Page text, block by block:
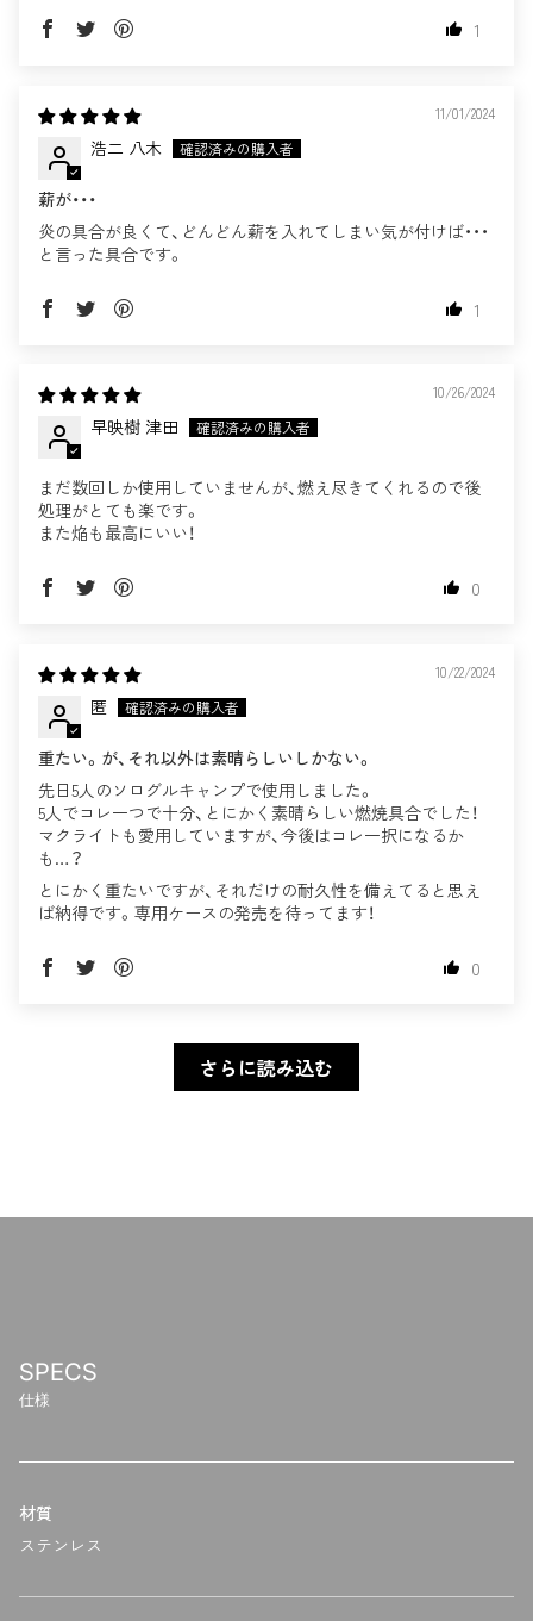
1
11/01/2024
浩二 八木
薪が・・・
炎の具合が良くて、どんどん薪を入れてしまい気が付けば・・・
と言った具合です。
1
10/26/2024
早映樹 津田
まだ数回しか使用していませんが、燃え尽きてくれるので後
処理がとても楽です。
また焔も最高にいい！
0
10/22/2024
匿
重たい。が、それ以外は素晴らしいしかない。
先日5人のソログルキャンプで使用しました。
5人でコレ一つで十分、とにかく素晴らしい燃焼具合でした！
マクライトも愛用していますが、今後はコレ一択になるか
も…？
とにかく重たいですが、それだけの耐久性を備えてると思え
ば納得です。専用ケースの発売を待ってます！
0
さらに読み込む
SPECS
仕様
材質
ステンレス